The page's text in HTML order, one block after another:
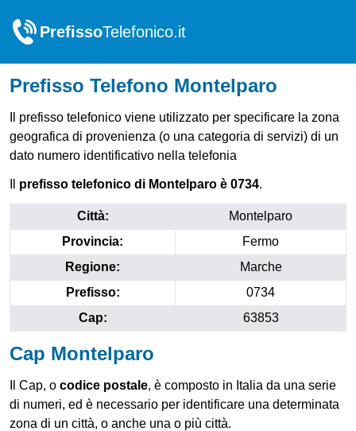
PrefissoTelefonico.it
Prefisso Telefono Montelparo
Il prefisso telefonico viene utilizzato per specificare la zona
geografica di provenienza (o una categoria di servizi) di un
dato numero identificativo nella telefonia
prefisso telefonico di Montelparo è 0734.
Città:
Montelparo
Provincia:
Fermo
Regione:
Marche
Prefisso:
0734
Cap:
63853
Cap Montelparo
Il Cap, o codice postale, è composto in Italia da una serie
di numeri, ed è necessario per identificare una determinata
zona di un città, o anche una o più città.